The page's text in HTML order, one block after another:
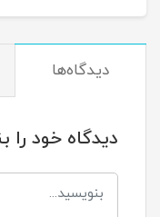
دیدگاه‌ها
دیدگاه خود را